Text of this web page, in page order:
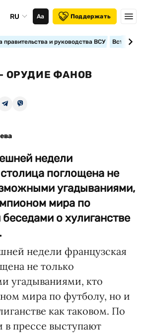
RU Аа Поддержать
правительства и руководства ВСУ
ОРУДИЕ ФАНОВ
недели
поглощена не
угадываниями,
мира по
о хулиганстве
недели французская
не только
угадываниями, кто
мира по футболу, но и
как таковом. По
прессе выступают